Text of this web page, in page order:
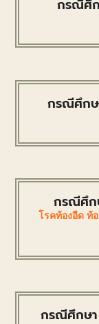
กรณีศึ
กรณีศึกษ
กรณีศึก
โรคท้องอืด ท้
กรณีศึกษา